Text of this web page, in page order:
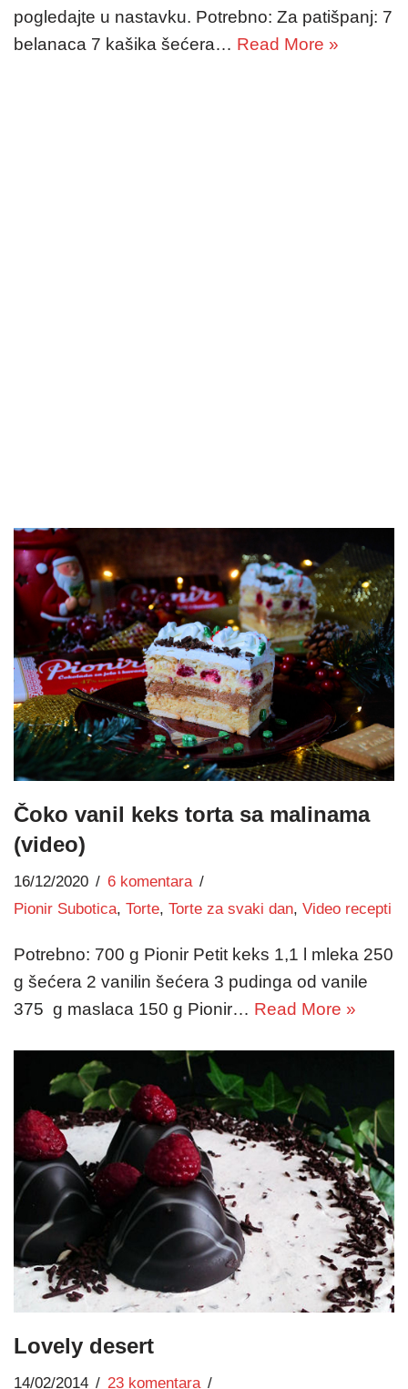
pogledajte u nastavku. Potrebno: Za patišpanj: 7
belanaca 7 kašika šećera… Read More »
Čoko vanil keks torta sa malinama
(video)
16/12/2020
6 komentara
Pionir Subotica, Torte, Torte za svaki dan, Video recepti
Potrebno: 700 g Pionir Petit keks 1,1 l mleka 250
g šećera 2 vanilin šećera 3 pudinga od vanile
375 g maslaca 150 g Pionir… Read More »
Lovely desert
14/02/2014 23 komentara